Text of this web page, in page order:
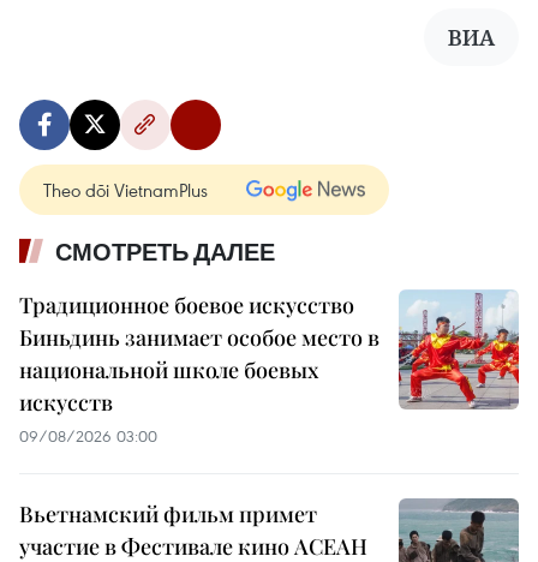
ВИА
Theo dõi VietnamPlus
СМОТРЕТЬ ДАЛЕЕ
Традиционное боевое искусство
Биньдинь занимает особое место в
национальной школе боевых
искусств
09/08/2026 03:00
Вьетнамский фильм примет
участие в Фестивале кино АСЕАН